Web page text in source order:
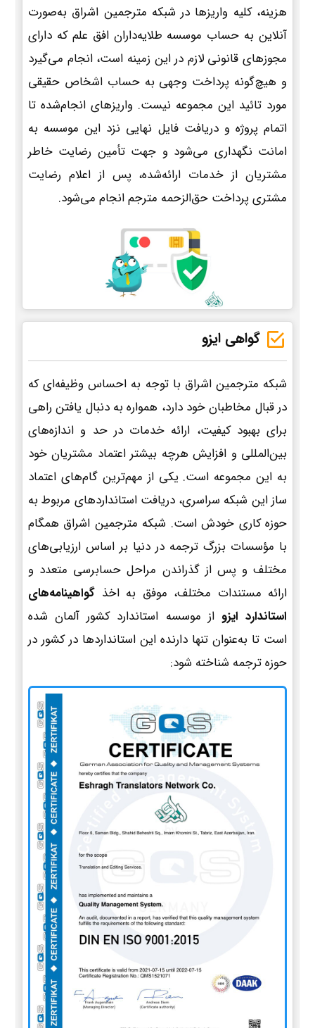
هزینه، کلیه واریزها در شبکه مترجمین اشراق به‌صورت
آنلاین به حساب موسسه طلایه‌داران افق علم که دارای
مجوزهای قانونی لازم در این زمینه است، انجام می‌گیرد
و هیچ‌گونه پرداخت وجهی به حساب اشخاص حقیقی
مورد تائید این مجموعه نیست. واریزهای انجام‌شده تا
اتمام پروژه و دریافت فایل نهایی نزد این موسسه به
امانت نگهداری می‌شود و جهت تأمین رضایت خاطر
مشتریان از خدمات ارائه‌شده، پس از اعلام رضایت
مشتری پرداخت حق‌الزحمه مترجم انجام می‌شود.
گواهی ایزو
شبکه مترجمین اشراق با توجه به احساس وظیفه‌ای که
در قبال مخاطبان خود دارد، همواره به دنبال یافتن راهی
برای بهبود کیفیت، ارائه خدمات در حد و اندازه‌های
بین‌المللی و افزایش هرچه بیشتر اعتماد مشتریان خود
به این مجموعه است. یکی از مهم‌ترین گام‌های اعتماد
ساز این شبکه سراسری، دریافت استانداردهای مربوط به
حوزه کاری خودش است. شبکه مترجمین اشراق همگام
با مؤسسات بزرگ ترجمه در دنیا بر اساس ارزیابی‌های
مختلف و پس از گذراندن مراحل حسابرسی متعدد و
ارائه مستندات مختلف، موفق به اخذ گواهینامه‌های
استاندارد ایزو از موسسه استاندارد کشور آلمان شده
است تا به‌عنوان تنها دارنده این استانداردها در کشور در
حوزه ترجمه شناخته شود: